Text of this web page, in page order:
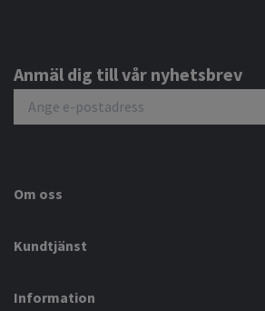
Anmäl dig till vår nyhetsbrev
Om oss
Kundtjänst
Information